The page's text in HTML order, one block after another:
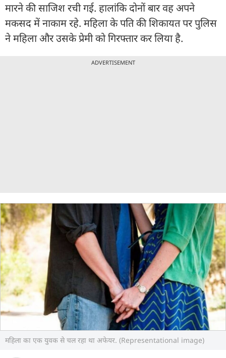
मारने की साजिश रची गई. हालांकि दोनों बार वह अपने
मकसद में नाकाम रहे. महिला के पति की शिकायत पर पुलिस
ने महिला और उसके प्रेमी को गिरफ्तार कर लिया है.
ADVERTISEMENT
महिला का एक युवक से चल रहा था अफेयर. (Representational image)